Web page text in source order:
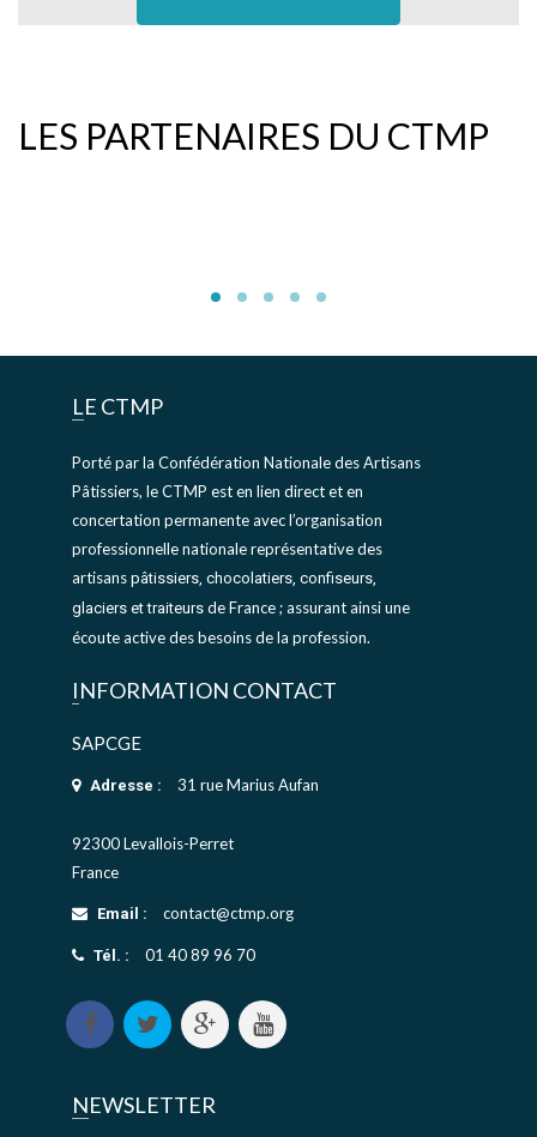
LES PARTENAIRES DU CTMP
LE CTMP
Porté par la Confédération Nationale des Artisans
Pâtissiers, le CTMP est en lien direct et en
concertation permanente avec l’organisation
professionnelle nationale représentative des
artisans pâtissiers, chocolatiers, confiseurs,
glaciers et traiteurs de France ; assurant ainsi une
écoute active des besoins de la profession.
INFORMATION CONTACT
SAPCGE
Adresse : 31 rue Marius Aufan
92300 Levallois-Perret
France
Email : contact@ctmp.org
Tél. : 01 40 89 96 70
NEWSLETTER